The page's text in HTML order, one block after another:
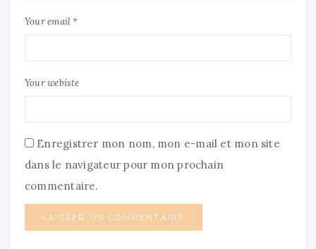
Your email *
Your webiste
Enregistrer mon nom, mon e-mail et mon site
dans le navigateur pour mon prochain
commentaire.